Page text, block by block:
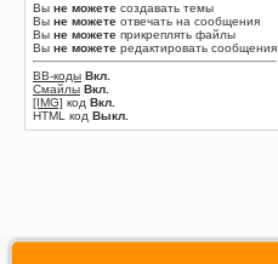
Вы не можете создавать темы
Вы не можете отвечать на сообщения
Вы не можете прикреплять файлы
Вы не можете редактировать сообщения
BB-коды Вкл.
Смайлы Вкл.
[IMG] код Вкл.
HTML код Выкл.